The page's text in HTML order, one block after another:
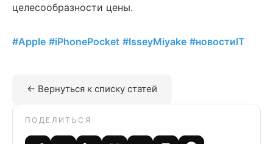
целесообразности цены.
#Apple #iPhonePocket #IsseyMiyake #новостиIT
← Вернуться к списку статей
ПОДЕЛИТЬСЯ